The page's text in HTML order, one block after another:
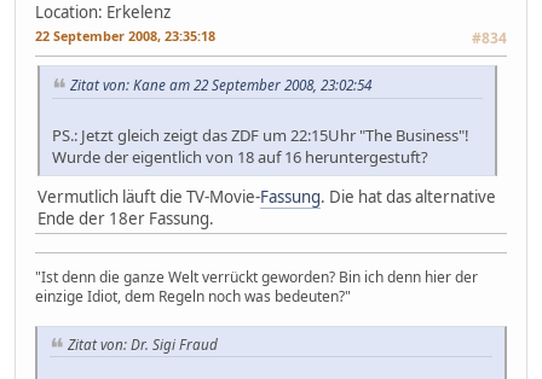
Location: Erkelenz
22 September 2008, 23:35:18 #834
Zitat von: Kane am 22 September 2008, 23:02:54
PS.: Jetzt gleich zeigt das ZDF um 22:15Uhr "The Business"!
Wurde der eigentlich von 18 auf 16 heruntergestuft?
Vermutlich läuft die TV-Movie-Fassung. Die hat das alternative
Ende der 18er Fassung.
"Ist denn die ganze Welt verrückt geworden? Bin ich denn hier der
einzige Idiot, dem Regeln noch was bedeuten?"
Zitat von: Dr. Sigi Fraud